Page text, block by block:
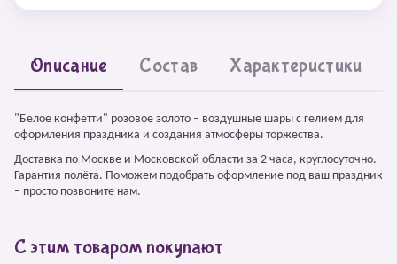
Описание Состав Характеристики
"Белое конфетти" розовое золото – воздушные шары с гелием для
оформления праздника и создания атмосферы торжества.
Доставка по Москве и Московской области за 2 часа, круглосуточно.
Гарантия полёта. Поможем подобрать оформление под ваш праздник
– просто позвоните нам.
С этим товаром покупают